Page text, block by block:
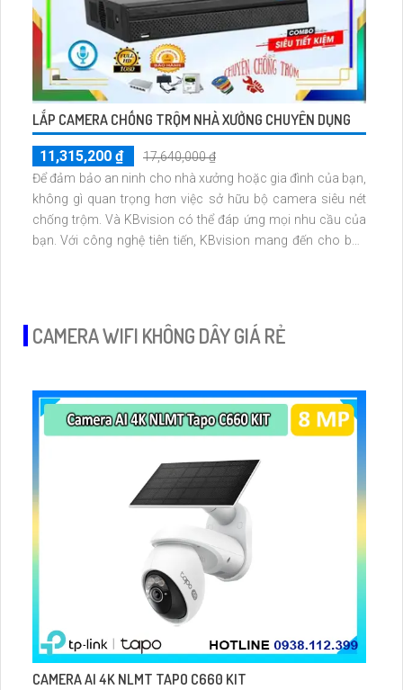
LẮP CAMERA CHỐNG TRỘM NHÀ XƯỞNG CHUYÊN DỤNG
11,315,200 ₫
17,640,000 ₫
Để đảm bảo an ninh cho nhà xưởng hoặc gia đình của bạn,
không gì quan trọng hơn việc sở hữu bộ camera siêu nét
chống trộm. Và KBvision có thể đáp ứng mọi nhu cầu của
bạn. Với công nghệ tiên tiến, KBvision mang đến cho bạn
CAMERA WIFI KHÔNG DÂY GIÁ RẺ
CAMERA AI 4K NLMT TAPO C660 KIT